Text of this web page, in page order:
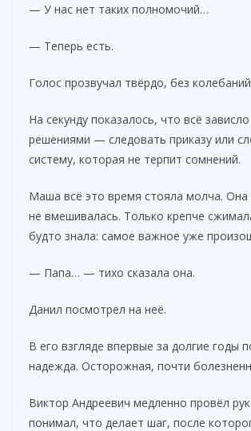
— У нас нет таких полномочий…
— Теперь есть.
Голос прозвучал твёрдо, без
На секунду показалось, что всё
решениями — следовать приказу или
систему, которая не терпит сомнений.
Маша всё это время стояла молча. Она
не вмешивалась. Только крепче
будто знала: самое важное уже
— Папа… — тихо сказала она.
Данил посмотрел на неё.
В его взгляде впервые за долгие годы
надежда. Осторожная, почти
Виктор Андреевич медленно провёл
понимал, что делает шаг, после